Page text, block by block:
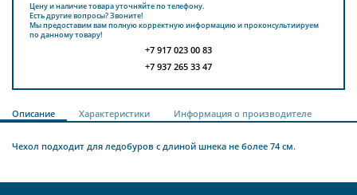
Цену и наличие товара уточняйте по телефону.
Есть другие вопросы? Звоните!
Мы предоставим вам полную корректную информацию и проконсультиируем
по данному товару!
+7 917 023 00 83
+7 937 265 33 47
Описание Характеристики Информация о производителе
Чехол подходит для ледобуров с длиной шнека не более 74 см.